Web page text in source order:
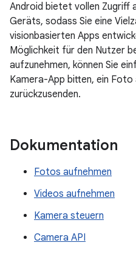
Android bietet vollen Zugriff
Geräts, sodass Sie eine
visionbasierten Apps
Möglichkeit für den Nutzer
aufzunehmen, können Sie
Kamera-App bitten, ein Foto
zurückzusenden.
Dokumentation
Fotos aufnehmen
Videos aufnehmen
Kamera steuern
Camera API